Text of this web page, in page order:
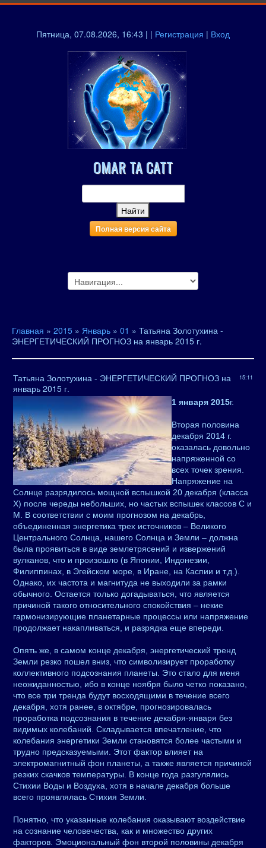
Пятница, 07.08.2026, 16:43 | | Регистрация | Вход
OMAR TA CATT
Полная версия сайта
Главная » 2015 » Январь » 01 » Татьяна Золотухина -
ЭНЕРГЕТИЧЕСКИЙ ПРОГНОЗ на январь 2015 г.
15:11
Татьяна Золотухина - ЭНЕРГЕТИЧЕСКИЙ ПРОГНОЗ на
январь 2015 г.
1 января 2015г.
Вторая половина
декабря 2014 г.
оказалась довольно
напряженной со
всех точек зрения.
Напряжение на
Солнце разрядилось мощной вспышкой 20 декабря (класса
Х) после череды небольших, но частых вспышек классов С и
М. В соответствии с моим прогнозом на декабрь,
объединенная энергетика трех источников – Великого
Центрального Солнца, нашего Солнца и Земли – должна
была проявиться в виде землетрясений и извержений
вулканов, что и произошло (в Японии, Индонезии,
Филиппинах, в Эгейском море, в Иране, на Каспии и т.д.).
Однако, их частота и магнитуда не выходили за рамки
обычного. Остается только догадываться, что является
причиной такого относительного спокойствия – некие
гармонизирующие планетарные процессы или напряжение
продолжает накапливаться, и разрядка еще впереди.
Опять же, в самом конце декабря, энергетический тренд
Земли резко пошел вниз, что символизирует проработку
коллективного подсознания планеты. Это стало для меня
неожиданностью, ибо в конце ноября было четко показано,
что все три тренда будут восходящими в течение всего
декабря, хотя ранее, в октябре, прогнозировалась
проработка подсознания в течение декабря-января без
видимых колебаний. Складывается впечатление, что
колебания энергетики Земли становятся более частыми и
трудно предсказуемыми. Этот фактор влияет на
электромагнитный фон планеты, а также является причиной
резких скачков температуры. В конце года разгулялись
Стихии Воды и Воздуха, хотя в начале декабря больше
всего проявлялась Стихия Земли.
Понятно, что указанные колебания оказывают воздействие
на сознание человечества, как и множество других
факторов. Эмоциональный фон второй половины декабря